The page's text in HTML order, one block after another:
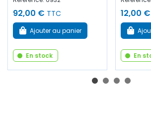
92,00 € TTC
Ajouter au panier
En stock
12,00 €
En